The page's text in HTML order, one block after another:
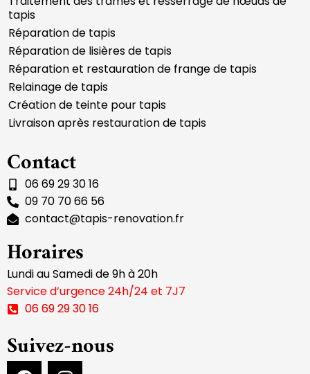
tapis
Réparation de tapis
Réparation de lisières de tapis
Réparation et restauration de frange de tapis
Relainage de tapis
Création de teinte pour tapis
Livraison après restauration de tapis
Contact
06 69 29 30 16
09 70 70 66 56
contact@tapis-renovation.fr
Horaires
Lundi au Samedi de 9h à 20h
Service d’urgence 24h/24 et 7J7
06 69 29 30 16
Suivez-nous